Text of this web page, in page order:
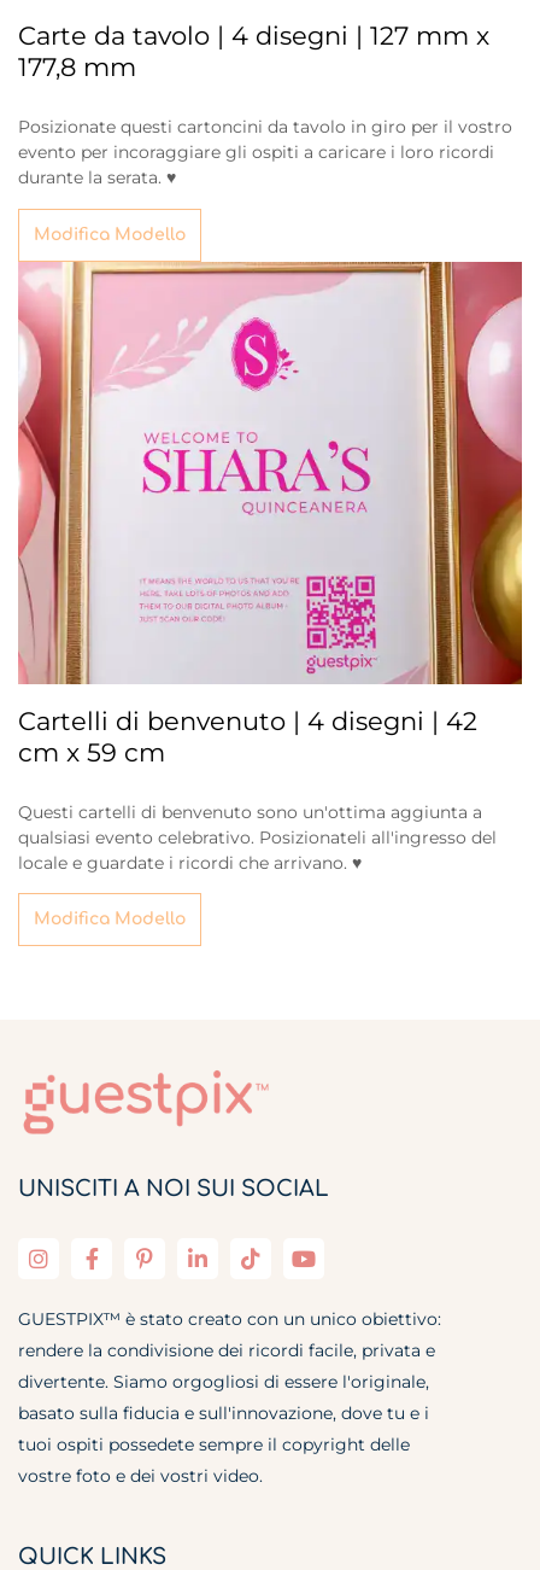
Carte da tavolo | 4 disegni | 127 mm x
177,8 mm
Posizionate questi cartoncini da tavolo in giro per il vostro
evento per incoraggiare gli ospiti a caricare i loro ricordi
durante la serata. ♥
Modifica Modello
Cartelli di benvenuto | 4 disegni | 42
cm x 59 cm
Questi cartelli di benvenuto sono un'ottima aggiunta a
qualsiasi evento celebrativo. Posizionateli all'ingresso del
locale e guardate i ricordi che arrivano. ♥
Modifica Modello
UNISCITI A NOI SUI SOCIAL
GUESTPIX™ è stato creato con un unico obiettivo:
rendere la condivisione dei ricordi facile, privata e
divertente. Siamo orgogliosi di essere l'originale,
basato sulla fiducia e sull'innovazione, dove tu e i
tuoi ospiti possedete sempre il copyright delle
vostre foto e dei vostri video.
QUICK LINKS